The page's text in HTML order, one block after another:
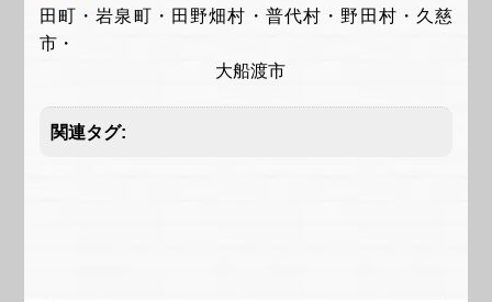
田町・岩泉町・田野畑村・普代村・野田村・久慈
市・
大船渡市
関連タグ: